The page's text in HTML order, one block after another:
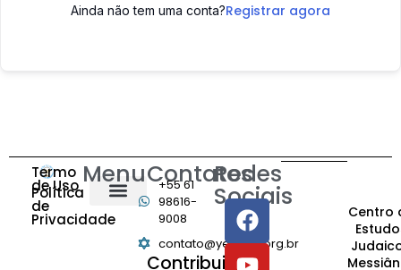
Ainda não tem uma conta?Registrar agora
Termo
de Uso
Política
de
Privacidade
MenuContatos
+55 61
98616-
9008
contato@yeshiva.org.br
Contribuição:
Redes
Sociais
Centro